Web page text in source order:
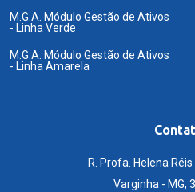
M.G.A. Módulo Gestão de Ativos
- Linha Verde
M.G.A. Módulo Gestão de Ativos
- Linha Amarela
R. Profa. Helena
Varginha - MG,